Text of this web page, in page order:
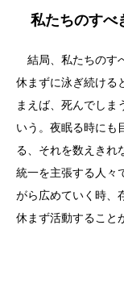
私たちのすべ
結局、私たちのす
休まずに泳ぎ続ける
まえば、死んでしま
いう。夜眠る時にも
る、それを数えきれ
統一を主張する人々
がら広めていく時、
休まず活動すること